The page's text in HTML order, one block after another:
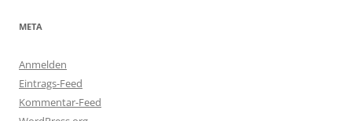
META
Anmelden
Eintrags-Feed
Kommentar-Feed